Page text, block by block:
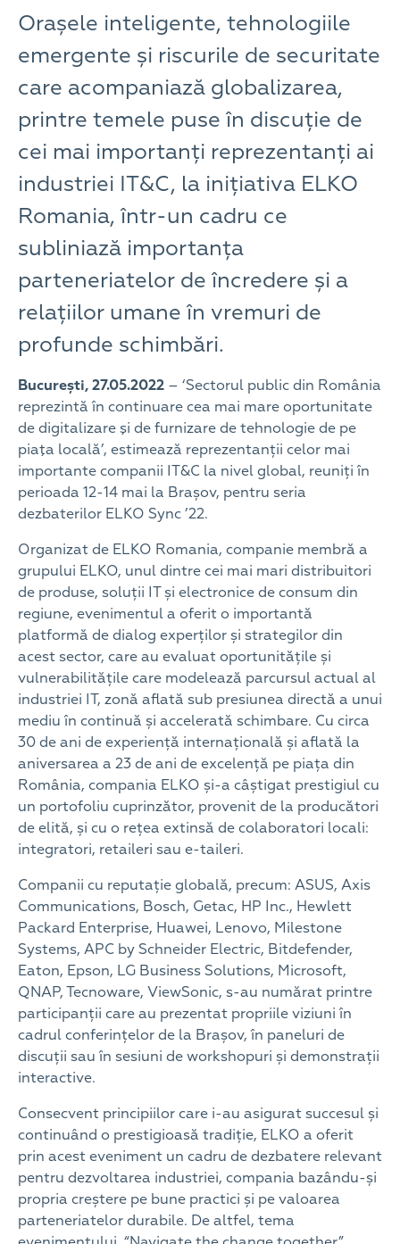
Orașele inteligente, tehnologiile
emergente și riscurile de securitate
care acompaniază globalizarea,
printre temele puse în discuție de
cei mai importanți reprezentanți ai
industriei IT&C, la inițiativa ELKO
Romania, într-un cadru ce
subliniază importanța
parteneriatelor de încredere și a
relațiilor umane în vremuri de
profunde schimbări.
București, 27.05.2022 – ‘Sectorul public din România
reprezintă în continuare cea mai mare oportunitate
de digitalizare şi de furnizare de tehnologie de pe
piaţa locală’, estimează reprezentanții celor mai
importante companii IT&C la nivel global, reuniți în
perioada 12-14 mai la Brașov, pentru seria
dezbaterilor ELKO Sync ’22.
Organizat de ELKO Romania, companie membră a
grupului ELKO, unul dintre cei mai mari distribuitori
de produse, soluții IT și electronice de consum din
regiune, evenimentul a oferit o importantă
platformă de dialog experților și strategilor din
acest sector, care au evaluat oportunitățile și
vulnerabilitățile care modelează parcursul actual al
industriei IT, zonă aflată sub presiunea directă a unui
mediu în continuă și accelerată schimbare. Cu circa
30 de ani de experiență internațională și aflată la
aniversarea a 23 de ani de excelență pe piața din
România, compania ELKO și-a câștigat prestigiul cu
un portofoliu cuprinzător, provenit de la producători
de elită, și cu o rețea extinsă de colaboratori locali:
integratori, retaileri sau e-taileri.
Companii cu reputație globală, precum: ASUS, Axis
Communications, Bosch, Getac, HP Inc., Hewlett
Packard Enterprise, Huawei, Lenovo, Milestone
Systems, APC by Schneider Electric, Bitdefender,
Eaton, Epson, LG Business Solutions, Microsoft,
QNAP, Tecnoware, ViewSonic, s-au numărat printre
participanții care au prezentat propriile viziuni în
cadrul conferințelor de la Brașov, în paneluri de
discuții sau în sesiuni de workshopuri și demonstrații
interactive.
Consecvent principiilor care i-au asigurat succesul și
continuând o prestigioasă tradiție, ELKO a oferit
prin acest eveniment un cadru de dezbatere relevant
pentru dezvoltarea industriei, compania bazându-și
propria creștere pe bune practici și pe valoarea
parteneriatelor durabile. De altfel, tema